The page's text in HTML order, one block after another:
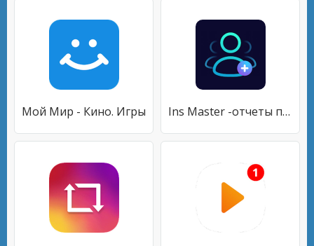
Мой Мир - Кино. Игры Ins Master -отчеты подписчиков для Instagram